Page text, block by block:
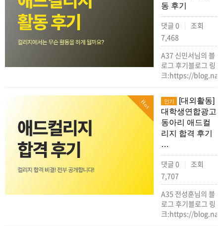
동 후기
댓글 0 |
조회
7,468
A37 신민서님의 블
로그 후기블로그 링
크:https://
Hot 인기
[대외활동]
대학생연합광고
동아리 애드컬
리지 합격 후기
…
댓글 0 |
조회
7,707
A35 전성훈님의 블
로그 후기블로그 링
크:https://